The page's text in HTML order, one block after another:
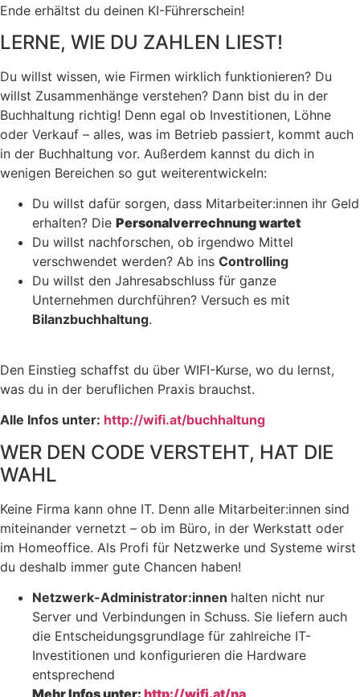
Ende erhältst du deinen KI-Führerschein!
LERNE, WIE DU ZAHLEN LIEST!
Du willst wissen, wie Firmen wirklich funktionieren? Du
willst Zusammenhänge verstehen? Dann bist du in der
Buchhaltung richtig! Denn egal ob Investitionen, Löhne
oder Verkauf – alles, was im Betrieb passiert, kommt auch
in der Buchhaltung vor. Außerdem kannst du dich in
wenigen Bereichen so gut weiterentwickeln:
Du willst dafür sorgen, dass Mitarbeiter:innen ihr Geld
erhalten? Die Personalverrechnung wartet
Du willst nachforschen, ob irgendwo Mittel
verschwendet werden? Ab ins Controlling
Du willst den Jahresabschluss für ganze
Unternehmen durchführen? Versuch es mit
Bilanzbuchhaltung.
Den Einstieg schaffst du über WIFI-Kurse, wo du lernst,
was du in der beruflichen Praxis brauchst.
Alle Infos unter: http://wifi.at/buchhaltung
WER DEN CODE VERSTEHT, HAT DIE
WAHL
Keine Firma kann ohne IT. Denn alle Mitarbeiter:innen sind
miteinander vernetzt – ob im Büro, in der Werkstatt oder
im Homeoffice. Als Profi für Netzwerke und Systeme wirst
du deshalb immer gute Chancen haben!
Netzwerk-Administrator:innen halten nicht nur
Server und Verbindungen in Schuss. Sie liefern auch
die Entscheidungsgrundlage für zahlreiche IT-
Investitionen und konfigurieren die Hardware
entsprechend
Mehr Infos unter: http://wifi.at/na